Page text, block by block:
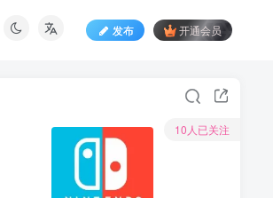
发布 开通会员
10人已关注